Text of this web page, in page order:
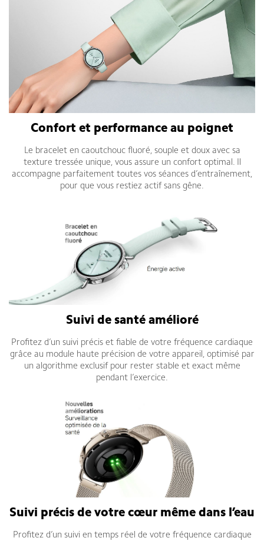
Confort et performance au poignet
Le bracelet en caoutchouc fluoré, souple et doux avec sa
texture tressée unique, vous assure un confort optimal. Il
accompagne parfaitement toutes vos séances d’entraînement,
pour que vous restiez actif sans gêne.
Suivi de santé amélioré
Profitez d’un suivi précis et fiable de votre fréquence cardiaque
grâce au module haute précision de votre appareil, optimisé par
un algorithme exclusif pour rester stable et exact même
pendant l’exercice.
Suivi précis de votre cœur même dans l’eau
Profitez d’un suivi en temps réel de votre fréquence cardiaque